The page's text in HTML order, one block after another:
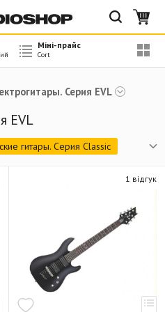
Серия EVL
EVL
гитары. Серия Classic
Серия Jade
1 відгук
Міні-прайс